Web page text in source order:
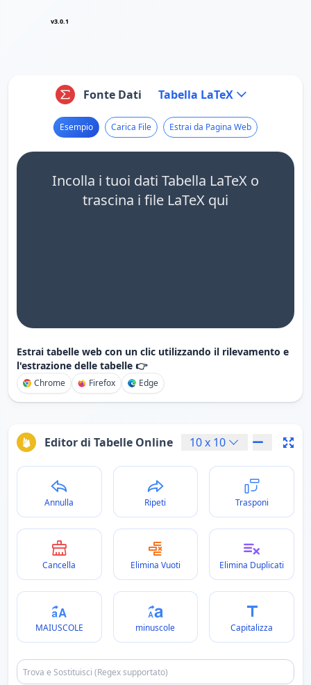
v3.0.1
Fonte Dati Tabella LaTeX
Esempio Carica File Estrai da Pagina Web
Incolla i tuoi dati Tabella LaTeX o
trascina i file LaTeX qui
Estrai tabelle web con un clic utilizzando il rilevamento e
l'estrazione delle tabelle 👉
Chrome Firefox Edge
Editor di Tabelle Online 10x 10
Annulla Ripeti Trasponi
Cancella Elimina Vuoti Elimina Duplicati
MAIUSCOLE minuscole Capitalizza